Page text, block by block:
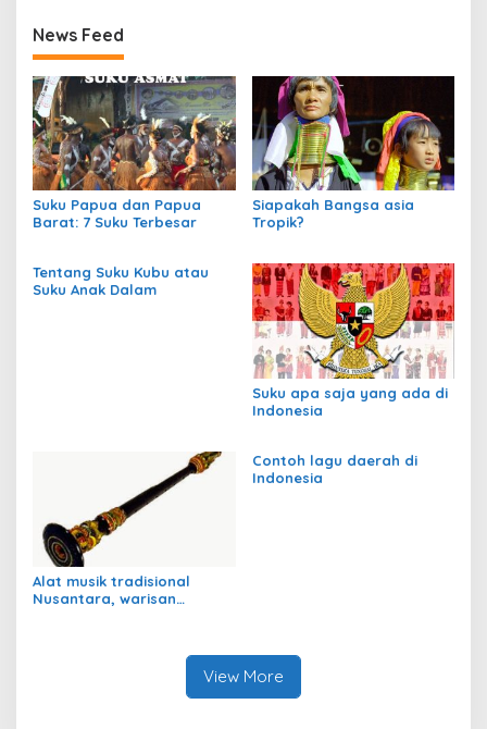
News Feed
Suku Papua dan Papua
Barat: 7 Suku Terbesar
Siapakah Bangsa asia
Tropik?
Tentang Suku Kubu atau
Suku Anak Dalam
Suku apa saja yang ada di
Indonesia
Alat musik tradisional
Nusantara, warisan
Contoh lagu daerah di
Indonesia
View More